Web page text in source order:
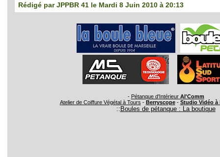
Rédigé parJPPBR 41 le Mardi 8 Juin 2010 à 20:13
- Pétanque d'Intérieur Al'Comm
Atelier de Coiffure Végétal à Tours - Berryscope- Studio Vidéo à
:: Boules de pétanque : La boutique